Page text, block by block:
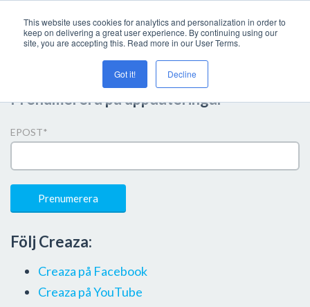
This website uses cookies for analytics and personalization in order to
keep on delivering a great user experience. By continuing using our
site, you are accepting this. Read more in our User Terms.
Got it! Decline
Prenumerera på uppdateringar
EPOST*
Följ Creaza:
Creaza på Facebook
Creaza på YouTube